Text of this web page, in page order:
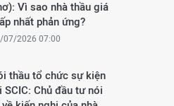
Vì sao nhà thầu giá
nhất phản ứng?
07/2026 07:00
thầu tổ chức sự kiện
SCIC: Chủ đầu tư nói